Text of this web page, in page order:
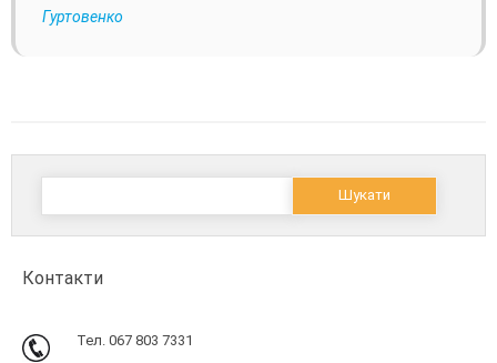
Гуртовенко
Пошук:
Контакти
Тел. 067 803 7331